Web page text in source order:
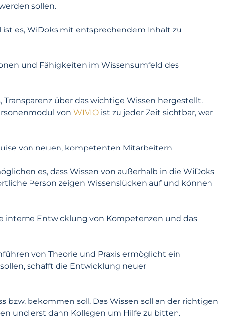
sollen.
es, WiDoks mit entsprechendem Inhalt zu
und Fähigkeiten im Wissensumfeld des
über das wichtige Wissen hergestellt.
von WIVIO ist zu jeder Zeit sichtbar, wer
von neuen, kompetenten Mitarbeitern.
es, dass Wissen von außerhalb in die WiDoks
Person zeigen Wissenslücken auf und können
interne Entwicklung von Kompetenzen und das
von Theorie und Praxis ermöglicht ein
schafft die Entwicklung neuer
bekommen soll. Das Wissen soll an der richtigen
und erst dann Kollegen um Hilfe zu bitten.